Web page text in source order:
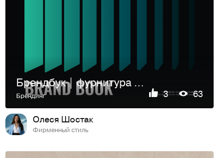
Брендбук | фурнитура для окон и дверей
Брендинг 3 63
Олеся Шостак
Фирменный стиль